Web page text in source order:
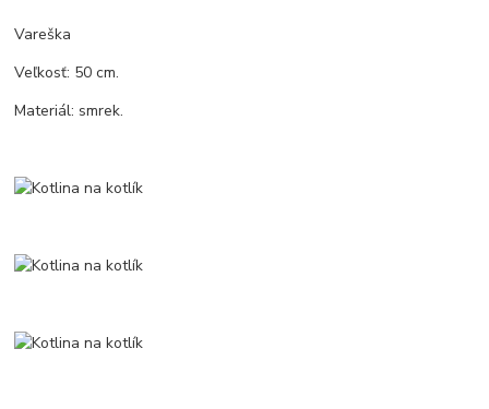
Vareška
Veľkosť: 50 cm.
Materiál: smrek.